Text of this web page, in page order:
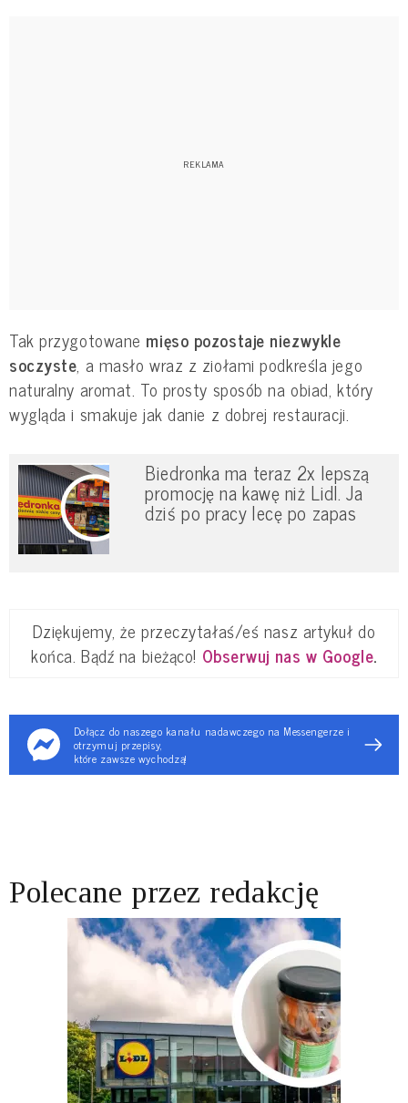
Tak przygotowane mięso pozostaje niezwykle
soczyste, a masło wraz z ziołami podkreśla jego
naturalny aromat. To prosty sposób na obiad, który
wygląda i smakuje jak danie z dobrej restauracji.
Biedronka ma teraz 2x lepszą
promocję na kawę niż Lidl. Ja
dziś po pracy lecę po zapas
Dziękujemy, że przeczytałaś/eś nasz artykuł do
końca. Bądź na bieżąco! Obserwuj nas w Google.
Dołącz do naszego kanału nadawczego na Messengerze i
otrzymuj przepisy,
które zawsze wychodzą!
Polecane przez redakcję